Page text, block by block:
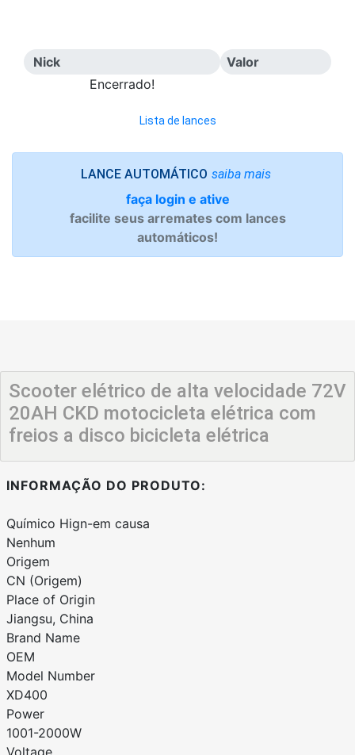
Nick
Valor
Encerrado!
Lista de lances
LANCE AUTOMÁTICO saiba mais
faça login e ative
facilite seus arremates com lances
automáticos!
Scooter elétrico de alta velocidade 72V
20AH CKD motocicleta elétrica com
freios a disco bicicleta elétrica
INFORMAÇÃO DO PRODUTO:
Químico Hign-em causa
Nenhum
Origem
CN (Origem)
Place of Origin
Jiangsu, China
Brand Name
OEM
Model Number
XD400
Power
1001-2000W
Voltage